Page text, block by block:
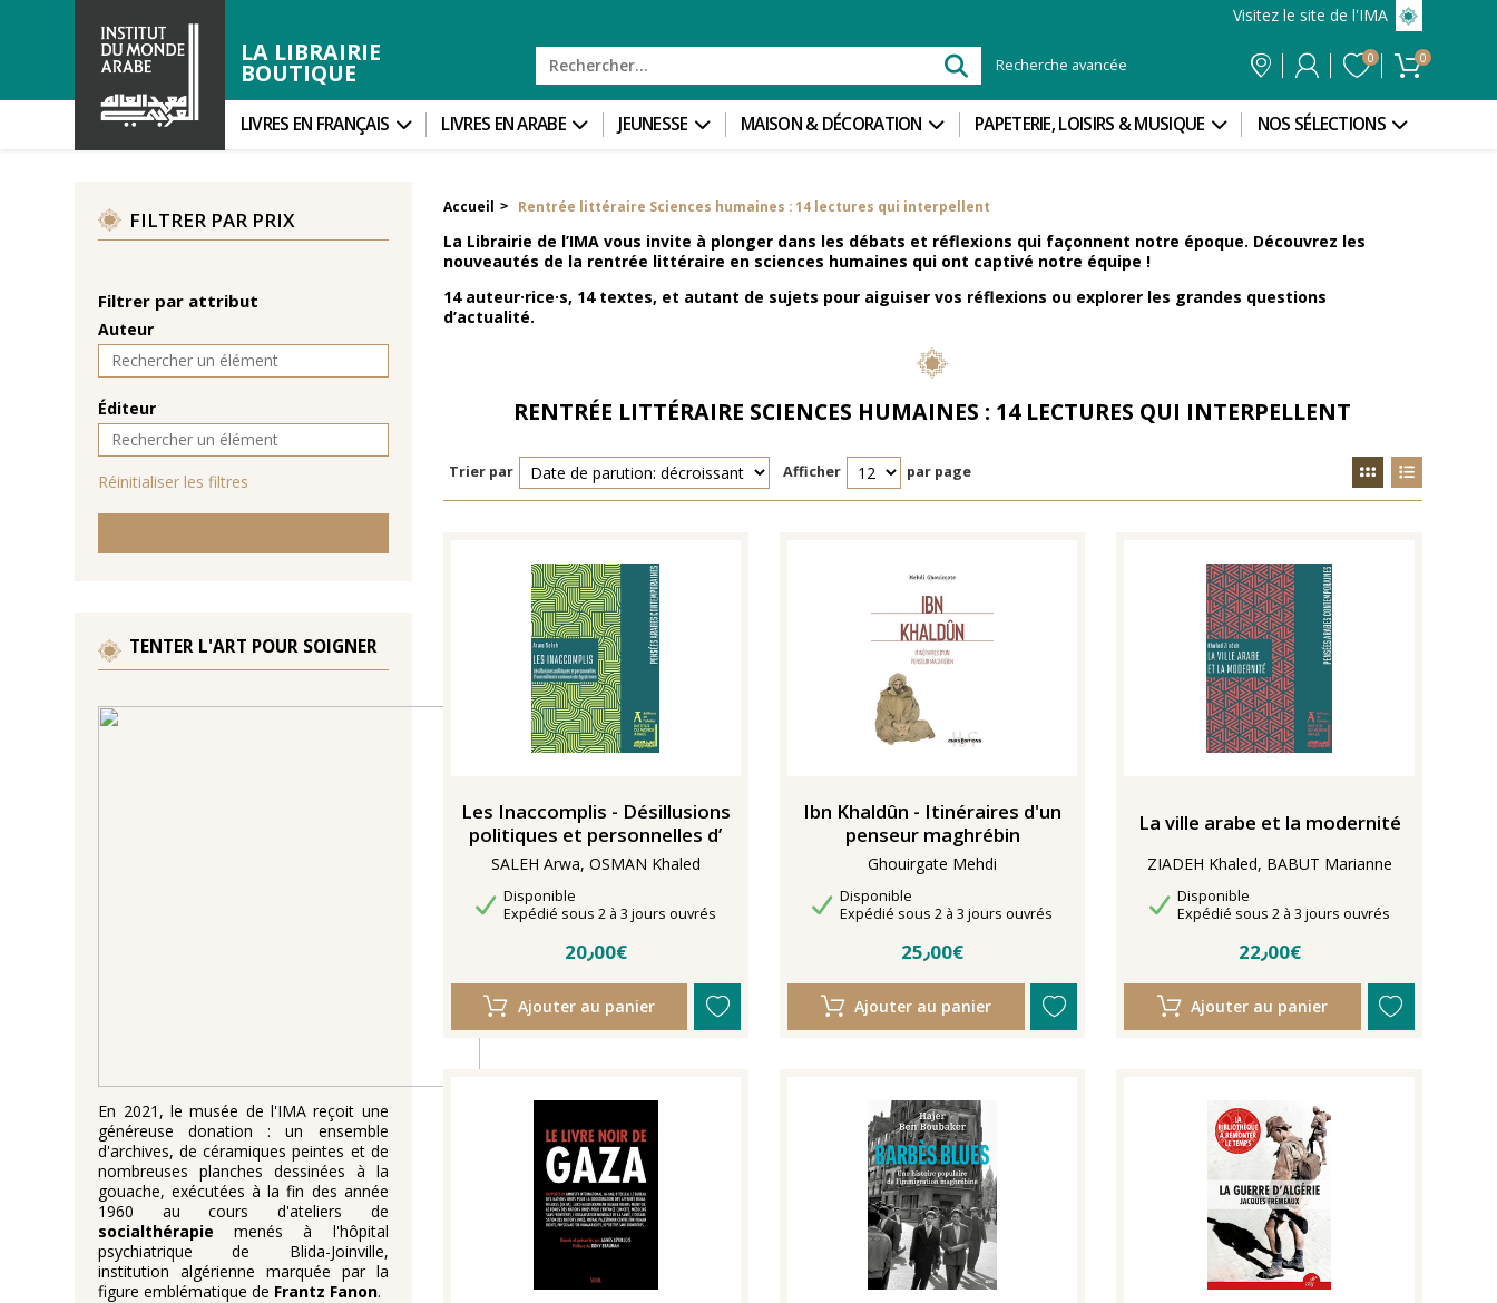
Visitez le site de l'IMA
LA LIBRAIRIE
BOUTIQUE Recherche avancée 0 0
LIVRES EN FRANÇAIS LIVRES EN ARABE JEUNESSE MAISON & DÉCORATION PAPETERIE, LOISIRS & MUSIQUE NOS SÉLECTIONS
FILTRER PAR PRIX
Filtrer par attribut
Auteur
Éditeur
Réinitialiser les filtres
TENTER L'ART POUR SOIGNER
En 2021, le musée de l'IMA reçoit une
généreuse donation : un ensemble
d'archives, de céramiques peintes et de
nombreuses planches dessinées à la
gouache, exécutées à la fin des année
1960 au cours d'ateliers de
socialthérapiemenés à l'hôpital
psychiatrique de Blida-Joinville,
institution algérienne marquée par la
figure emblématique de Frantz Fanon.
Accueil > Rentrée littéraire Sciences humaines : 14 lectures qui interpellent
La Librairie de l’IMA vous invite à plonger dans les débats et réflexions qui façonnent notre époque. Découvrez les
nouveautés de la rentrée littéraire en sciences humaines qui ont captivé notre équipe !
14 auteur·rice·s, 14 textes, et autant de sujets pour aiguiser vos réflexions ou explorer les grandes questions
d’actualité.
RENTRÉE LITTÉRAIRE SCIENCES HUMAINES : 14 LECTURES QUI INTERPELLENT
Trier par Afficher par page
Les Inaccomplis - Désillusions
politiques et personnelles d’
SALEH Arwa, OSMAN Khaled
Disponibilité
Disponible
Délais de livraison
Expédié sous 2 à 3 jours ouvrés
20٫00€
Ajouter au panier
Ibn Khaldûn - Itinéraires d'un
penseur maghrébin
Ghouirgate Mehdi
Disponibilité
Disponible
Délais de livraison
Expédié sous 2 à 3 jours ouvrés
25٫00€
Ajouter au panier
La ville arabe et la modernité
ZIADEH Khaled, BABUT Marianne
Disponibilité
Disponible
Délais de livraison
Expédié sous 2 à 3 jours ouvrés
22٫00€
Ajouter au panier